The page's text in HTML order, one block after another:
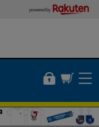
powered by